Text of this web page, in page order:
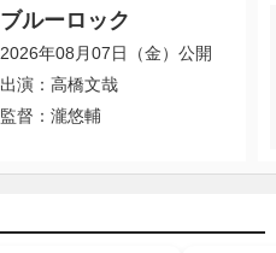
ブルーロック
2026年08月07日（金）公開
出演：高橋文哉
監督：瀧悠輔